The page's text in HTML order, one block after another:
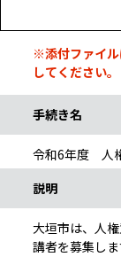
※添付ファイル
してください。
手続き名
令和6年度 人
説明
大垣市は、人
講者を募集しま